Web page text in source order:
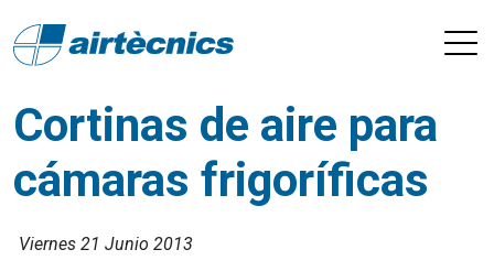
Cortinas de aire para
cámaras frigoríficas
Viernes 21 Junio 2013